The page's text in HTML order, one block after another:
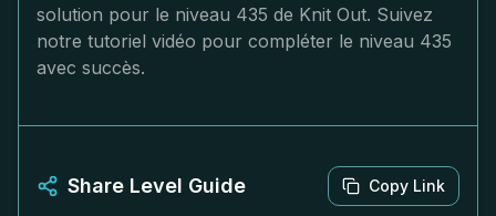
solution pour le niveau 435 de Knit Out. Suivez
notre tutoriel vidéo pour compléter le niveau 435
avec succès.
Share Level Guide Copy Link